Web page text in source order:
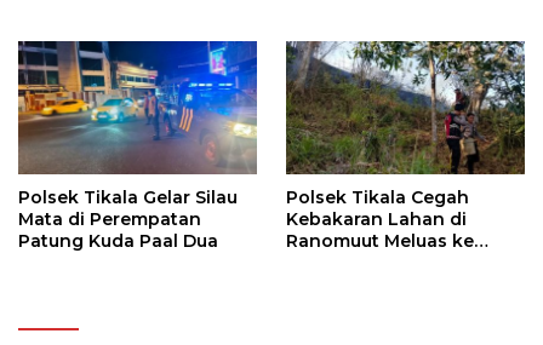
Polsek Tikala Gelar Silau
Mata di Perempatan
Patung Kuda Paal Dua
Polsek Tikala Cegah
Kebakaran Lahan di
Ranomuut Meluas ke